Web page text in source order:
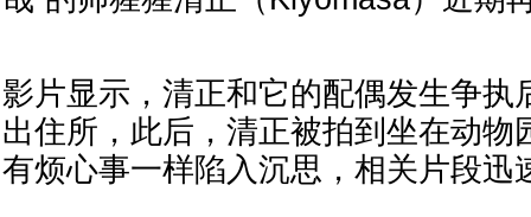
影片显示，清正和它的配偶发生争执
出住所，此后，清正被拍到坐在动物
有烦心事一样陷入沉思，相关片段迅